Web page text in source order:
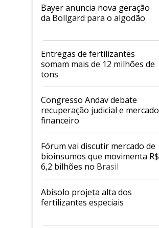
Bayer anuncia nova geração
da Bollgard para o algodão
Entregas de fertilizantes
somam mais de 12 milhões de
tons
Congresso Andav debate
recuperação judicial e mercado
financeiro
Fórum vai discutir mercado de
bioinsumos que movimenta R$
6,2 bilhões no Brasil
Abisolo projeta alta dos
fertilizantes especiais